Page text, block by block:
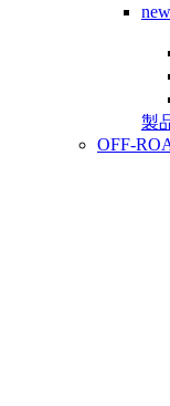
new
製
OFF-